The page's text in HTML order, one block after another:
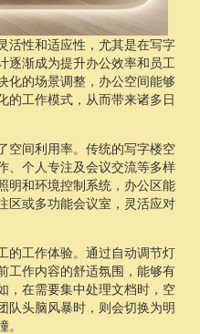
活性和适应性，尤其是在写字
逐渐成为提升办公效率和员工
化的场景调整，办公空间能够
的工作模式，从而带来诸多日
空间利用率。传统的写字楼空
、个人专注及会议交流等多样
明和环境控制系统，办公区能
区或多功能会议室，灵活应对
的工作体验。通过自动调节灯
工作内容的舒适氛围，能够有
，在需要集中处理文档时，空
队头脑风暴时，则会切换为明